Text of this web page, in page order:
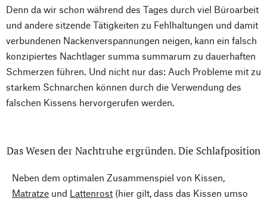
Denn da wir schon während des Tages durch viel Büroarbeit
und andere sitzende Tätigkeiten zu Fehlhaltungen und damit
verbundenen Nackenverspannungen neigen, kann ein falsch
konzipiertes Nachtlager summa summarum zu dauerhaften
Schmerzen führen. Und nicht nur das: Auch Probleme mit zu
starkem Schnarchen können durch die Verwendung des
falschen Kissens hervorgerufen werden.
Das Wesen der Nachtruhe ergründen. Die Schlafposition
Neben dem optimalen Zusammenspiel von Kissen,
Matratze und Lattenrost (hier gilt, dass das Kissen umso